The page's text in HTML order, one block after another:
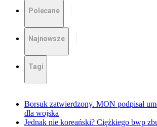
Polecane
Najnowsze
Tagi
Borsuk zatwierdzony. MON podpisał
dla wojska
Jednak nie koreański? Ciężkiego bwp